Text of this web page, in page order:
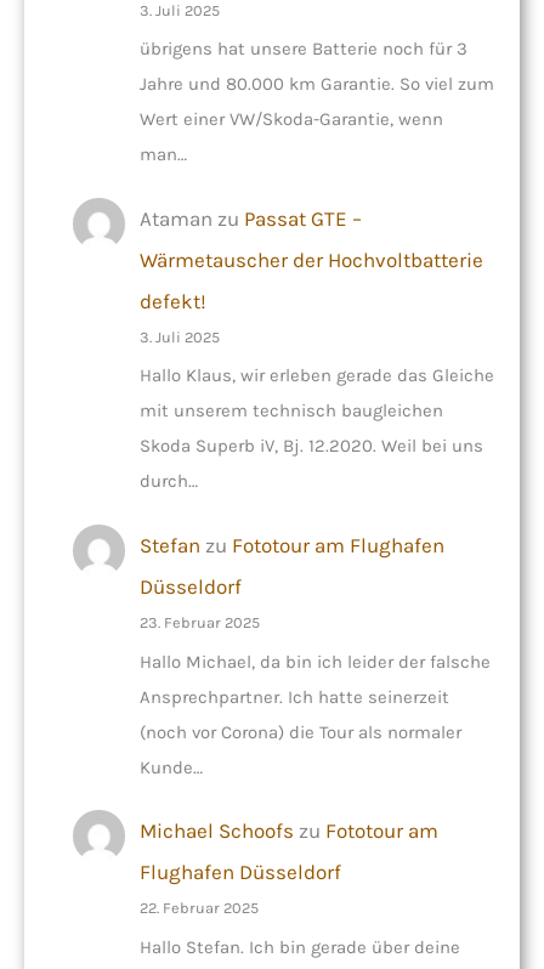
3. Juli 2025
übrigens hat unsere Batterie noch für 3
Jahre und 80.000 km Garantie. So viel zum
Wert einer VW/Skoda-Garantie, wenn
man…
Ataman zu Passat GTE –
Wärmetauscher der Hochvoltbatterie
defekt!
3. Juli 2025
Hallo Klaus, wir erleben gerade das Gleiche
mit unserem technisch baugleichen
Skoda Superb iV, Bj. 12.2020. Weil bei uns
durch…
Stefan zu Fototour am Flughafen
Düsseldorf
23. Februar 2025
Hallo Michael, da bin ich leider der falsche
Ansprechpartner. Ich hatte seinerzeit
(noch vor Corona) die Tour als normaler
Kunde…
Michael Schoofs zu Fototour am
Flughafen Düsseldorf
22. Februar 2025
Hallo Stefan. Ich bin gerade über deine